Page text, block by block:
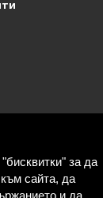
за да
сайта, да